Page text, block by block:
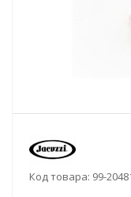
Код товара: 99-